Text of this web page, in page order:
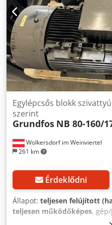
Wolkersdorf im Weinviertel
261 km
Egylépcsős blokk
szerint
Grundfos NB 80-160/
Érdeklődni
Állapot: teljesen felújított
teljesen működőképes,
,